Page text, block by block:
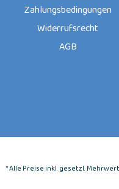
Zahlungsbedingungen
Widerrufsrecht
AGB
* Alle Preise inkl. gesetzl.